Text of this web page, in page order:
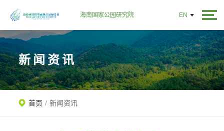
EN
海南国家公园研究院
新闻资讯
首页 / 新闻资讯